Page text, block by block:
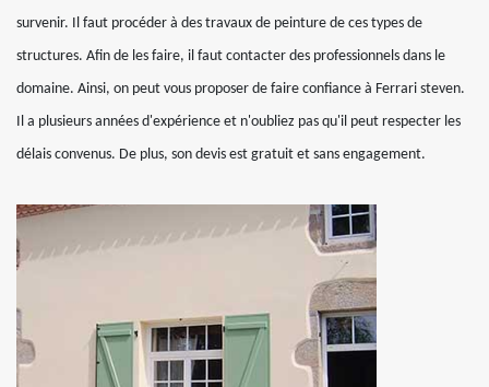
survenir. Il faut procéder à des travaux de peinture de ces types de
structures. Afin de les faire, il faut contacter des professionnels dans le
domaine. Ainsi, on peut vous proposer de faire confiance à Ferrari steven.
Il a plusieurs années d'expérience et n'oubliez pas qu'il peut respecter les
délais convenus. De plus, son devis est gratuit et sans engagement.